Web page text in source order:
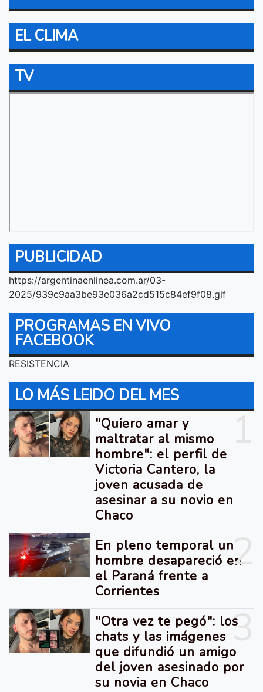
EL CLIMA
TV
PUBLICIDAD
https://argentinaenlinea.com.ar/03-
2025/939c9aa3be93e036a2cd515c84ef9f08.gif
PROGRAMAS EN VIVO
FACEBOOK
RESISTENCIA
LO MÁS LEIDO DEL MES
"Quiero amar y
maltratar al mismo
hombre": el perfil de
Victoria Cantero, la
joven acusada de
asesinar a su novio en
Chaco
2
En pleno temporal un
hombre desapareció en
el Paraná frente a
Corrientes
3
"Otra vez te pegó": los
chats y las imágenes
que difundió un amigo
del joven asesinado por
su novia en Chaco